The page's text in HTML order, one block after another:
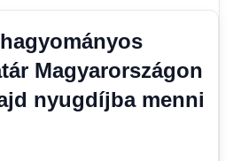
Egyéb,
hírek,
Gazdaság,
Hírek
Magyarországon
nyugdíjba menni